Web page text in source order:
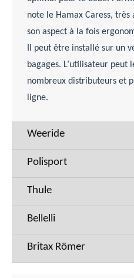
note le Hamax Caress,
son aspect à la fois
Il peut être installé sur un
bagages. L’utilisateur peut
nombreux distributeurs et
ligne.
Weeride
Polisport
Thule
Bellelli
Britax Römer